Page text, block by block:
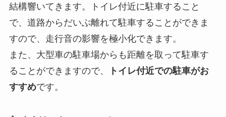
結構響いてきます。トイレ付近に駐車すること
で、道路からだいぶ離れて駐車することができま
すので、走行音の影響を極小化できます。
また、大型車の駐車場からも距離を取って駐車す
ることができますので、
トイレ付近での駐車がお
すすめです。